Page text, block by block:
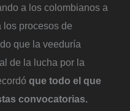
a los colombianos a
los procesos de
que la veeduría
de la lucha por la
que todo el que
convocatorias.